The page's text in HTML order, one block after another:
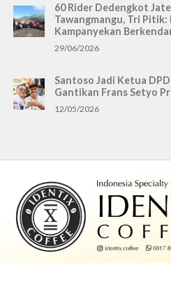
60 Rider Dedengkot
Tawangmangu, Tri
Kampanyekan
29/06/2026
Santoso Jadi Ketua
Gantikan Frans Setyo
12/05/2026